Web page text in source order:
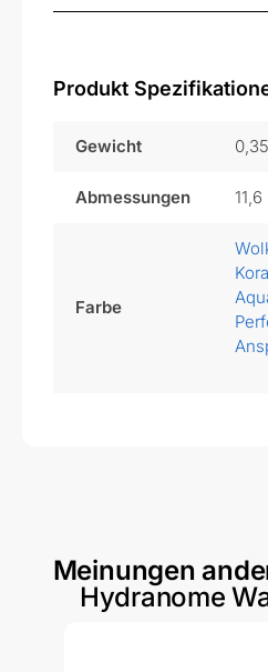
Produkt
Gewicht
Abmessungen
Farbe
Meinungen
Hydranome